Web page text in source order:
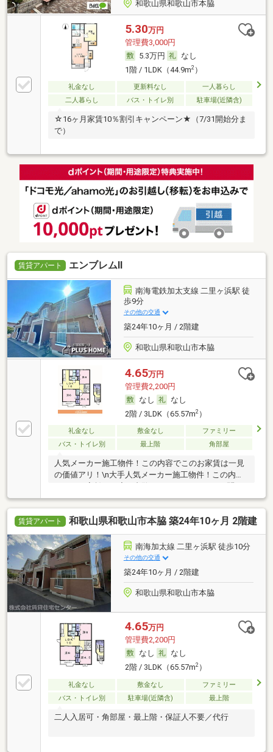
和歌山県和歌山市本脇
5.30万円
管理費3,000円
5.3万円
なし
1階 / 1LDK（44.9m2）
礼金なし 更新料なし
一人暮らし
二人暮らし
バス・トイレ別 駐車場(近隣含)
☆16ヶ月家賃10％割引キャンペーン★（7/31開始分ま
で）
賃貸アパート エンブレムⅡ
南海電鉄加太支線 二里ヶ浜駅 徒
歩9分
その他の交通
築24年10ヶ月 / 2階建
和歌山県和歌山市本脇
4.65万円
管理費2,200円
なし
なし
2階 / 3LDK（65.57m2）
礼金なし 敷金なし
ファミリー
バス・トイレ別
最上階 角部屋
人気メーカー施工物件！この内容でこのお家賃は一見
の価値アリ！\n大手人気メーカー施工物件！この内容
合わせはお気軽に
賃貸アパート 和歌山県和歌山市本脇 築24年10ヶ月 2階建
南海加太線 二里ヶ浜駅 徒歩10分
その他の交通
築24年10ヶ月 / 2階建
和歌山県和歌山市本脇
4.65万円
管理費2,200円
なし
なし
2階 / 3LDK（65.57m2）
礼金なし 敷金なし
ファミリー
バス・トイレ別
駐車場(近隣含) 最上階
二人入居可・角部屋・最上階・保証人不要／代行